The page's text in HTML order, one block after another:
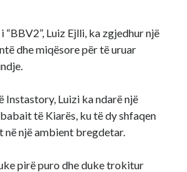
Luiz Ejlli, ka zgjedhur një
dhe miqësore për të uruar
Instastory, Luizi ka ndarë një
të Kiarës, ku të dy shfaqen
në një ambient bregdetar.
pirë puro dhe duke trokitur